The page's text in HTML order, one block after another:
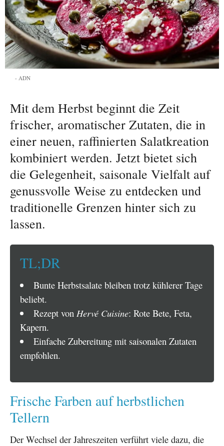
ADN
Mit dem Herbst beginnt die Zeit
frischer, aromatischer Zutaten, die in
einer neuen, raffinierten Salatkreation
kombiniert werden. Jetzt bietet sich
die Gelegenheit, saisonale Vielfalt auf
genussvolle Weise zu entdecken und
traditionelle Grenzen hinter sich zu
lassen.
TL;DR
Bunte Herbstsalate bleiben trotz kühlerer Tage
beliebt.
Rezept von Hervé Cuisine: Rote Bete, Feta,
Kapern.
Einfache Zubereitung mit saisonalen Zutaten
empfohlen.
Frische Farben auf herbstlichen
Tellern
Der Wechsel der Jahreszeiten verführt viele dazu, die